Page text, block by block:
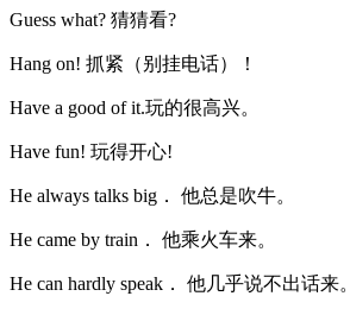
Guess what? 猜猜看?
Hang on! 抓紧（别挂电话）！
Have a good of it.玩的很高兴。
Have fun! 玩得开心!
He always talks big． 他总是吹牛。
He came by train． 他乘火车来。
He can hardly speak． 他几乎说不出话来。